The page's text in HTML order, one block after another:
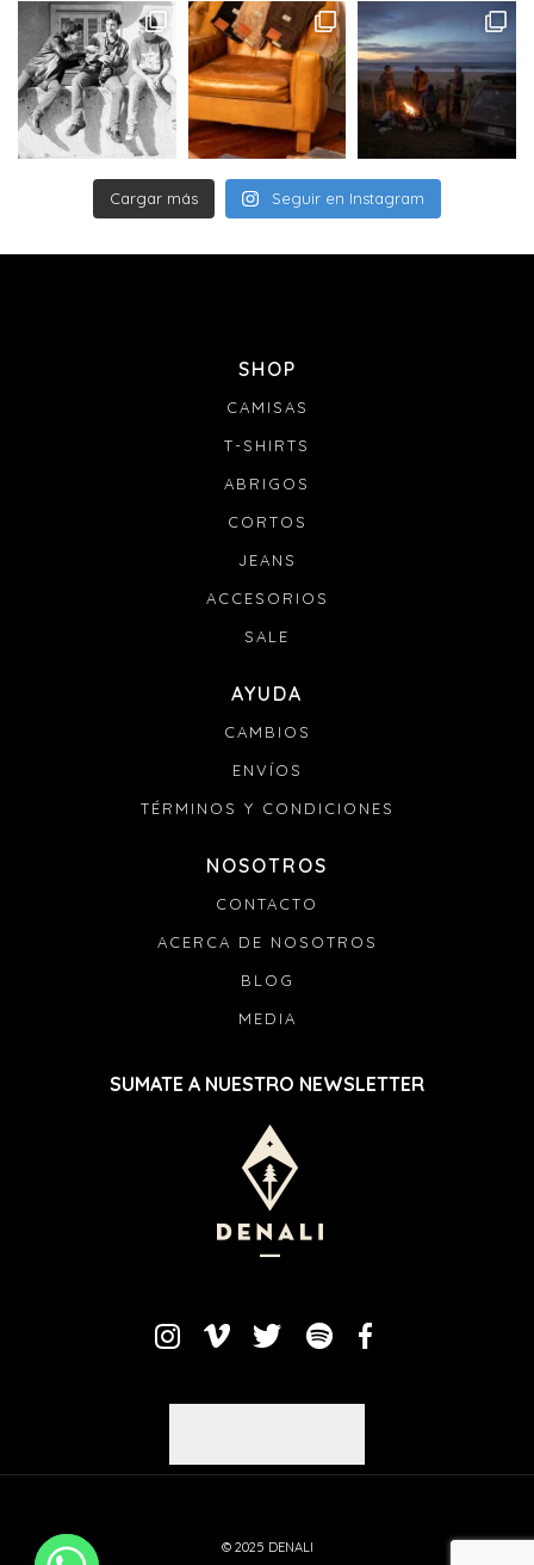
Entregas (información a definir con el courier):
Las entregas de pedidos serán realizados por la empresa
DAC de lunes a viernes de 08 a 18 hs. No se entregan
pedidos los sábados, domingos ni feriados.
La entrega puede ser recibida por cualquier persona
mayor de 18 años que se encuentre en tu domicilio,
presentando su documento.
Si no te encuentras en tu domicilio para recibir la
entrega de tu paquete, el transportista dejará una tarjeta
siguiente día hábil.
nuestras oficinas y te contactaremos para coordinar una
no realizarse el pago para el nuevo envío dentro de los
30 días siguientes, la marca se reserva el derecho de
Envianos un mail a info@denali.com.uy con el numero
de pedido y el numero de guía para que podamos
Cargar más Seguir en Instagram
SHOP
CAMISAS
T-SHIRTS
ABRIGOS
CORTOS
JEANS
ACCESORIOS
SALE
AYUDA
CAMBIOS
ENVÍOS
TÉRMINOS Y CONDICIONES
NOSOTROS
CONTACTO
ACERCA DE NOSOTROS
BLOG
MEDIA
SUMATE A NUESTRO NEWSLETTER
© 2025 DENALI